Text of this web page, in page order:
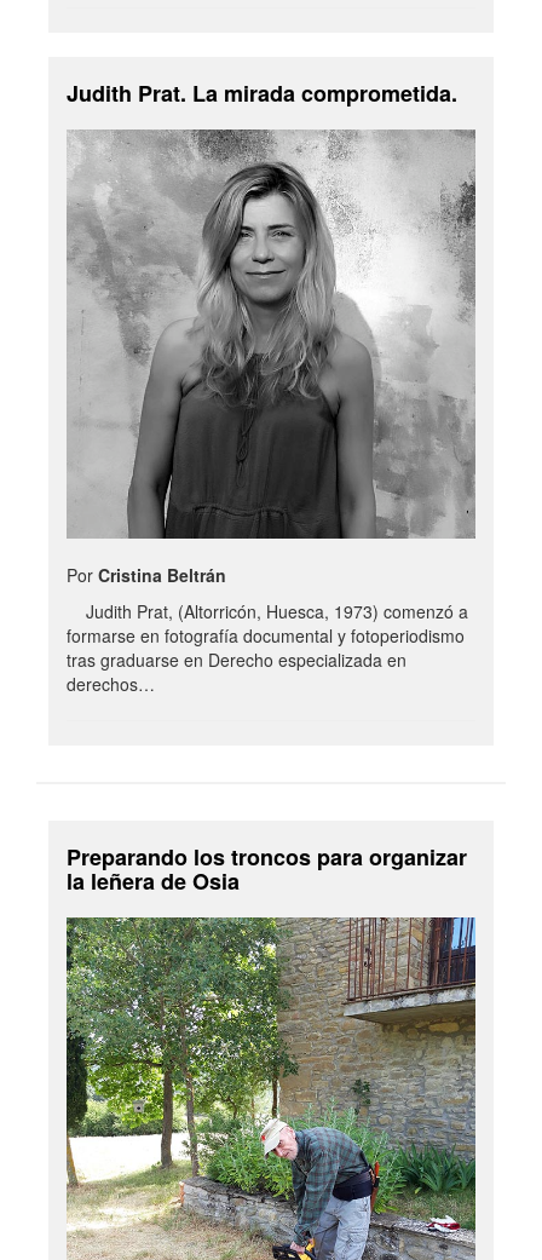
Judith Prat. La mirada comprometida.
Por Cristina Beltrán
Judith Prat, (Altorricón, Huesca, 1973) comenzó a
formarse en fotografía documental y fotoperiodismo
tras graduarse en Derecho especializada en
derechos…
Preparando los troncos para organizar
la leñera de Osia